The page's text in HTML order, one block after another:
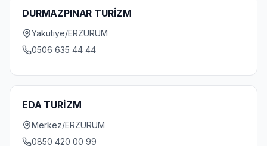
DURMAZPINAR TURİZM
Yakutiye/ERZURUM
0506 635 44 44
EDA TURİZM
Merkez/ERZURUM
0850 420 00 99